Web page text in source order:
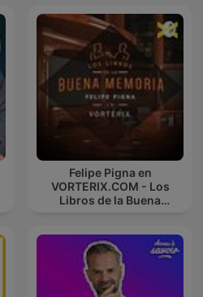
Felipe Pigna en
VORTERIX.COM - Los
Libros de la Buena